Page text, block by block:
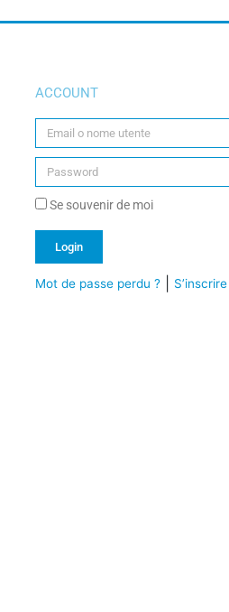
ACCOUNT
Se souvenir de moi
Login
Mot de passe perdu ? S’inscrire